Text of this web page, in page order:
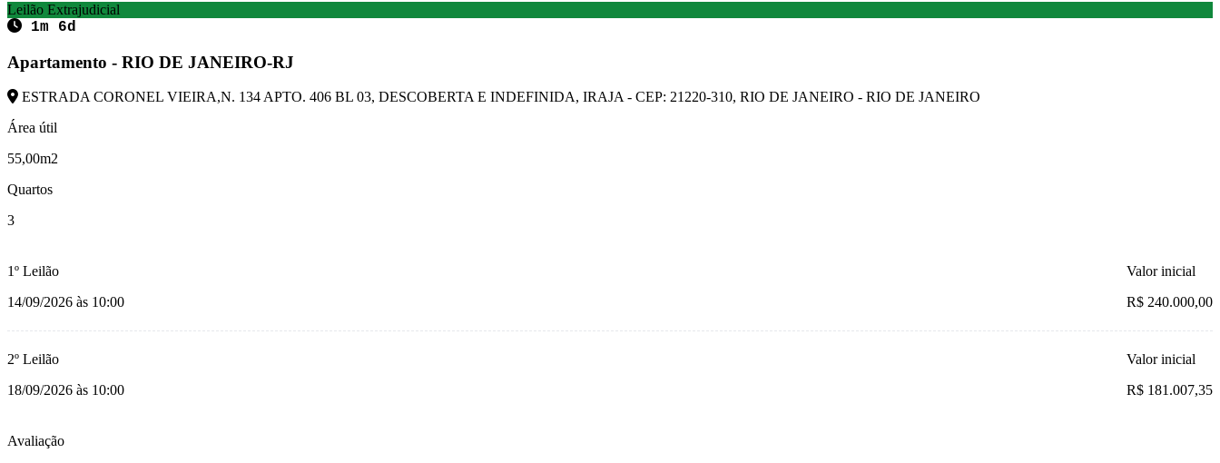
Leilão Extrajudicial
1m 6d
Apartamento - RIO DE JANEIRO-RJ
ESTRADA CORONEL VIEIRA,N. 134 APTO. 406 BL 03, DESCOBERTA E INDEFINIDA, IRAJA - CEP: 21220-310, RIO DE JANEIRO - RIO DE JANEIRO
Área útil
55,00m2
Quartos
3
1º Leilão
14/09/2026 às 10:00
Valor inicial
R$ 240.000,00
2º Leilão
18/09/2026 às 10:00
Valor inicial
R$ 181.007,35
Avaliação